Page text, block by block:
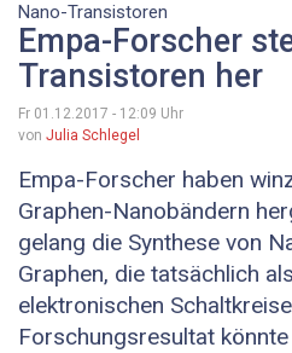
Nano-Transistoren
Empa-Forscher
Transistoren her
Fr 01.12.2017 - 12:09 Uhr
von Julia Schlegel
Empa-Forscher haben
Graphen-Nanobändern
gelang die Synthese von
Graphen, die tatsächlich
elektronischen
Forschungsresultat